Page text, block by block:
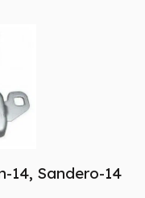
14, Sandero-14